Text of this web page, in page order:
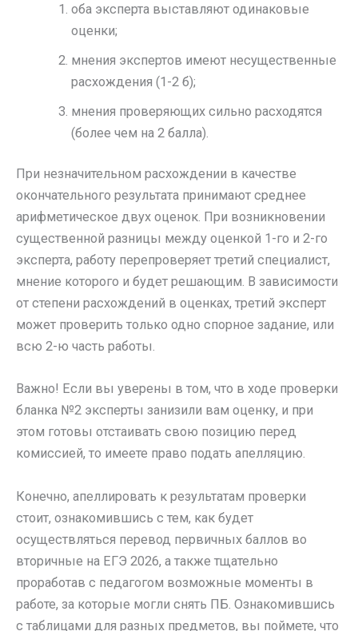
оба эксперта выставляют одинаковые
оценки;
мнения экспертов имеют несущественные
расхождения (1-2 б);
мнения проверяющих сильно расходятся
(более чем на 2 балла).
При незначительном расхождении в качестве
окончательного результата принимают среднее
арифметическое двух оценок. При возникновении
существенной разницы между оценкой 1-го и 2-го
эксперта, работу перепроверяет третий специалист,
мнение которого и будет решающим. В зависимости
от степени расхождений в оценках, третий эксперт
может проверить только одно спорное задание, или
всю 2-ю часть работы.
Важно! Если вы уверены в том, что в ходе проверки
бланка №2 эксперты занизили вам оценку, и при
этом готовы отстаивать свою позицию перед
комиссией, то имеете право подать апелляцию.
Конечно, апеллировать к результатам проверки
стоит, ознакомившись с тем, как будет
осуществляться перевод первичных баллов во
вторичные на ЕГЭ 2026, а также тщательно
проработав с педагогом возможные моменты в
работе, за которые могли снять ПБ. Ознакомившись
с таблицами для разных предметов, вы поймете, что